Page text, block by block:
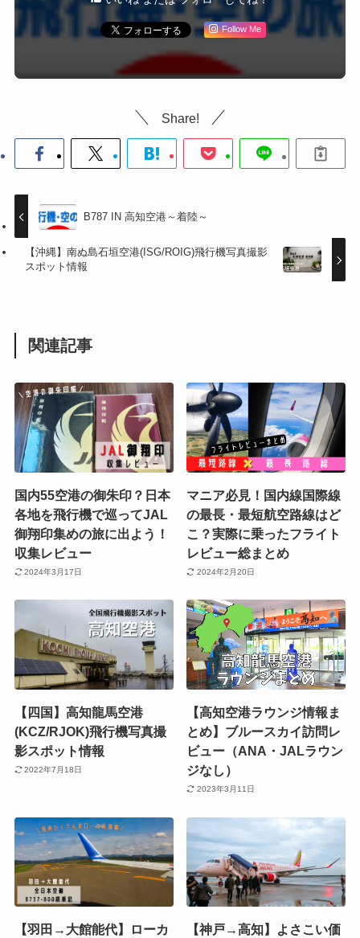
Follow Me
Share!
B787 IN 高知空港～着陸～
【沖縄】南ぬ島石垣空港(ISG/ROIG)飛行機写真撮影
スポット情報
関連記事
国内55空港の御朱印？日本
各地を飛行機で巡ってJAL
御翔印集めの旅に出よう！
収集レビュー
2024年3月17日
マニア必見！国内線国際線
の最長・最短航空路線はど
こ？実際に乗ったフライト
レビュー総まとめ
2024年2月20日
【四国】高知龍馬空港
(KCZ/RJOK)飛行機写真撮
影スポット情報
2022年7月18日
【高知空港ラウンジ情報ま
とめ】ブルースカイ訪問レ
ビュー（ANA・JALラウン
ジなし）
2023年3月11日
【羽田→大館能代】ローカ
【神戸→高知】よさこい価